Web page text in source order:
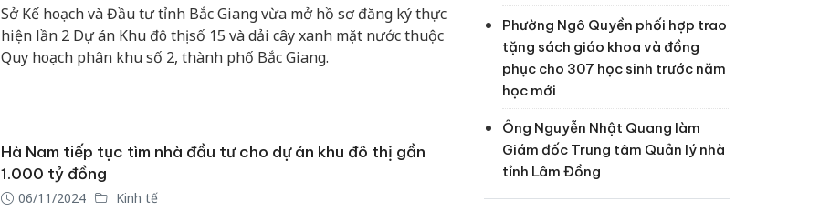
Sở Kế hoạch và Đầu tư tỉnh Bắc Giang vừa mở hồ sơ đăng ký thực
hiện lần 2 Dự án Khu đô thị số 15 và dải cây xanh mặt nước thuộc
Quy hoạch phân khu số 2, thành phố Bắc Giang.
Hà Nam tiếp tục tìm nhà đầu tư cho dự án khu đô thị gần
1.000 tỷ đồng
06/11/2024 Kinh tế
Phường Ngô Quyền phối hợp trao
tặng sách giáo khoa và đồng
phục cho 307 học sinh trước năm
học mới
Ông Nguyễn Nhật Quang làm
Giám đốc Trung tâm Quản lý nhà
tỉnh Lâm Đồng